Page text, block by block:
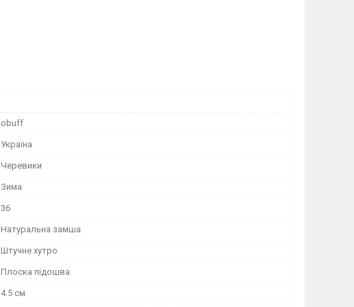
obuff
Україна
Черевики
Зима
36
Натуральна замша
Штучне хутро
Плоска підошва
4.5 см